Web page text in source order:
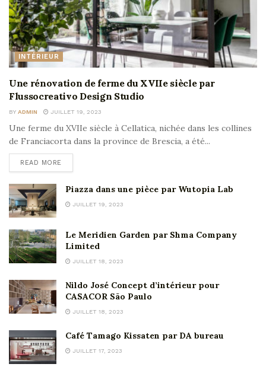
INTÉRIEUR
Une rénovation de ferme du XVIIe siècle par
Flussocreativo Design Studio
BY ADMIN JUILLET 19, 2023
Une ferme du XVIIe siècle à Cellatica, nichée dans les collines
de Franciacorta dans la province de Brescia, a été...
READ MORE
Piazza dans une pièce par Wutopia Lab
JUILLET 19, 2023
Le Meridien Garden par Shma Company
Limited
JUILLET 18, 2023
Nildo José Concept d’intérieur pour
CASACOR São Paulo
JUILLET 18, 2023
Café Tamago Kissaten par DA bureau
JUILLET 17, 2023